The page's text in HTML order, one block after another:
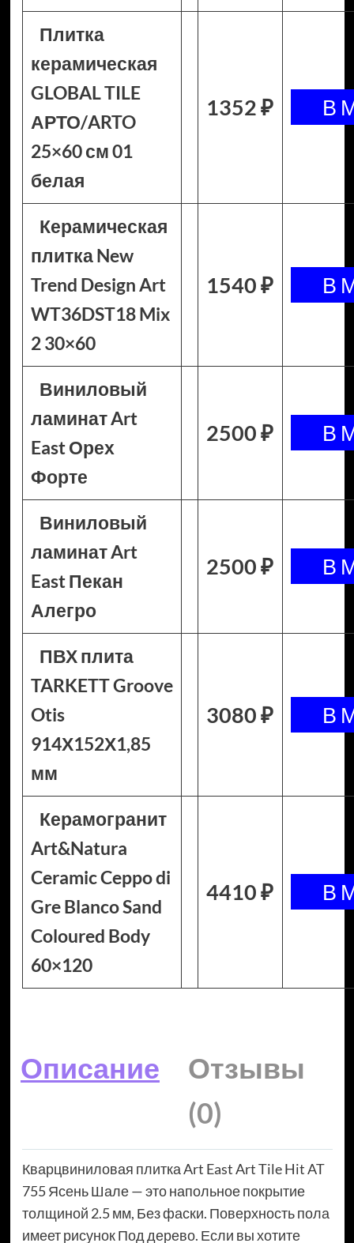
Плитка
керамическая
GLOBAL TILE
АРТО/ARTO
25×60 см 01
белая
1352 ₽
Керамическая
плитка New
Trend Design Art
WT36DST18 Mix
2 30×60
1540 ₽
Виниловый
ламинат Art
East Орех
Форте
2500 ₽
Виниловый
ламинат Art
East Пекан
Алегро
2500 ₽
ПВХ плита
TARKETT Groove
Otis
914Х152Х1,85
мм
3080 ₽
Керамогранит
Art&Natura
Ceramic Ceppo di
Gre Blanco Sand
Coloured Body
60×120
4410 ₽
Описание
Отзывы
(0)
Кварцвиниловая плитка Art East Art Tile Hit AT
755 Ясень Шале — это напольное покрытие
толщиной 2.5 мм, Без фаски. Поверхность пола
имеет рисунок Под дерево. Если вы хотите